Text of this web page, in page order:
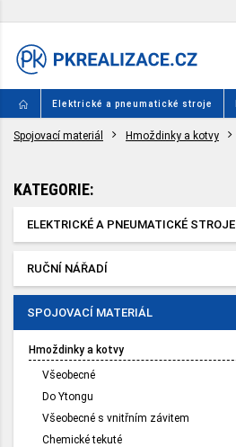
Elektrické a pneumatické stroje
Spojovací materiál Hmoždinky a kotvy
KATEGORIE:
ELEKTRICKÉ A PNEUMATICKÉ STROJE
RUČNÍ NÁŘADÍ
SPOJOVACÍ MATERIÁL
Hmoždinky a kotvy
Všeobecné
Do Ytongu
Všeobecné s vnitřním závitem
Chemické tekuté